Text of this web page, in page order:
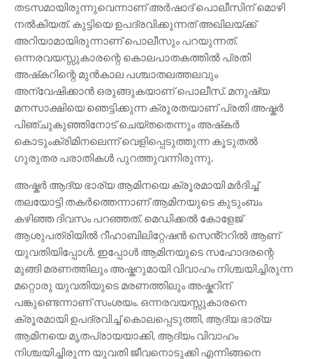
തടസമായിരുന്നുവെന്നാണ് അർഷാദ് പൊലീസിന് മൊഴി
നൽകിയത്. കുട്ടിയെ ഉപദ്രവിക്കുന്നത് അഖിലയ്ക്ക്
അറിയാമായിരുന്നാണ് പൊലീസും പറയുന്നത്.
ഒന്നരവയസ്സുകാരന്റെ കൊലപാതകത്തിൽ പ്രതി
അഷ്‌കറിന്റെ മുൻകാല പശ്ചാതലത്തലവും
അന്വേഷിക്കാൻ ഒരുങ്ങുകയാണ് പൊലീസ്. മനുഷ്യ
മനസാക്ഷിയെ ഞെട്ടിക്കുന്ന ക്രൂരതയാണ് പ്രതി അഷ്കർ
പിഞ്ചുകുഞ്ഞിനോട് ചെയ്‌തതെന്നും അഷ്‌കർ
കൊടുംക്രിമിനലെന്ന് വെളിപ്പെടുത്തുന്ന കൂടുതൽ
ഗുരുതര പരാതികൾ പുറത്തുവന്നിരുന്നു.
അഷ്കർ ആദ്യ ഭാര്യ ആമിനയെ ക്രൂരമായി മർദിച്ച്
തലയോട്ടി തകർത്തെന്നാണ് ആമിനയുടെ കുടുംബം
കഴിഞ്ഞ ദിവസം പറഞ്ഞത്. മെഡിക്കൽ കോളേജ്
ആശുപത്രിയിൽ റീഹാബിലിറ്റേഷൻ സെൻ്ററിൽ ആണ്
യുവതിയിപ്പോൾ. ഇപ്പോൾ ആമിനയുടെ സഹോദരന്റെ
മുങ്ങി മരണത്തിലും അഷ്കറുമായി വിവാഹം നിശ്ചയിച്ചിരുന്ന
മറ്റൊരു യുവതിയുടെ മരണത്തിലും അഷ്കറിന്
പങ്കുണ്ടെന്നാണ് സംശയം. ഒന്നരവയസ്സുകാരനെ
ക്രൂരമായി ഉപദ്രവിച്ച് കൊലപ്പെടുത്തി, ആദ്യ ഭാര്യ
ആമിനയെ മൃതപ്രായയാക്കി, ആദ്യം വിവാഹം
നിശ്ചയിച്ചിരുന്ന യുവതി ജീവനൊടുക്കി എന്നിങ്ങനെ